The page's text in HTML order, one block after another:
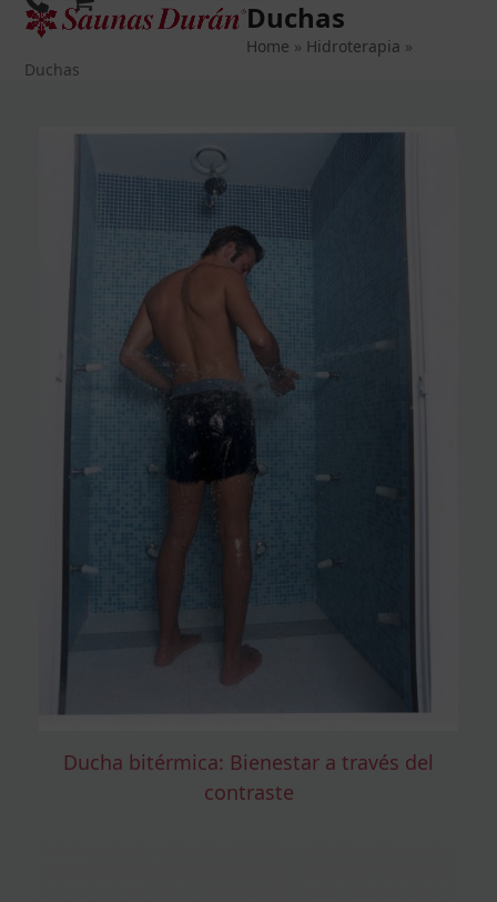
Skip
Open
Close
Duchas
Home » Hidroterapia »
Duchas
Ducha bitérmica: Bienestar a través del
contraste